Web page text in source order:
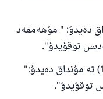
دا مۇنداق دەيدۇ: " مۇھەممەد
توقۇيدۇ".
ئىبنى ھىببان "ئەل مەجرۇھىين"(1013) تە مۇنداق دەيدۇ:"
توقۇيدۇ".